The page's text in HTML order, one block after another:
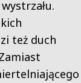
też duch